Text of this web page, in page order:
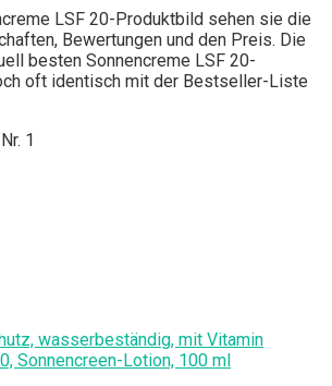
LSF 20-Produktbild sehen sie die
Bewertungen und den Preis. Die
besten Sonnencreme LSF 20-
oft identisch mit der Bestseller-Liste
1
wasserbeständig, mit Vitamin
Sonnencreen-Lotion, 100 ml